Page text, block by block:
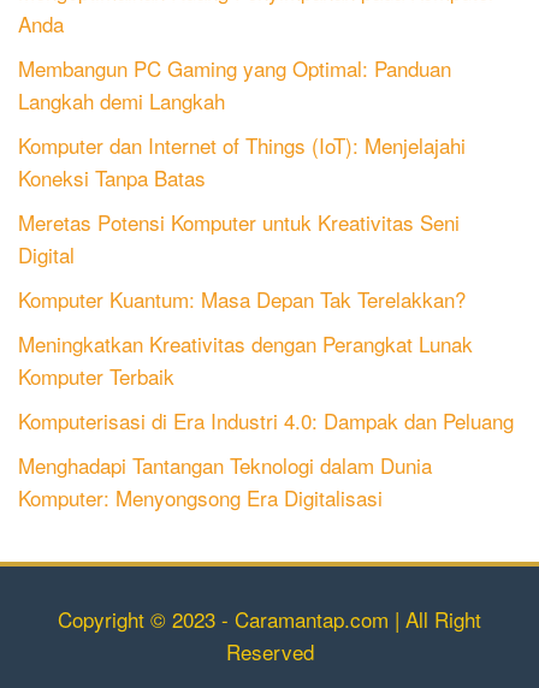
Anda
Membangun PC Gaming yang Optimal: Panduan
Langkah demi Langkah
Komputer dan Internet of Things (IoT): Menjelajahi
Koneksi Tanpa Batas
Meretas Potensi Komputer untuk Kreativitas Seni
Digital
Komputer Kuantum: Masa Depan Tak Terelakkan?
Meningkatkan Kreativitas dengan Perangkat Lunak
Komputer Terbaik
Komputerisasi di Era Industri 4.0: Dampak dan Peluang
Menghadapi Tantangan Teknologi dalam Dunia
Komputer: Menyongsong Era Digitalisasi
Copyright © 2023 - Caramantap.com | All Right
Reserved